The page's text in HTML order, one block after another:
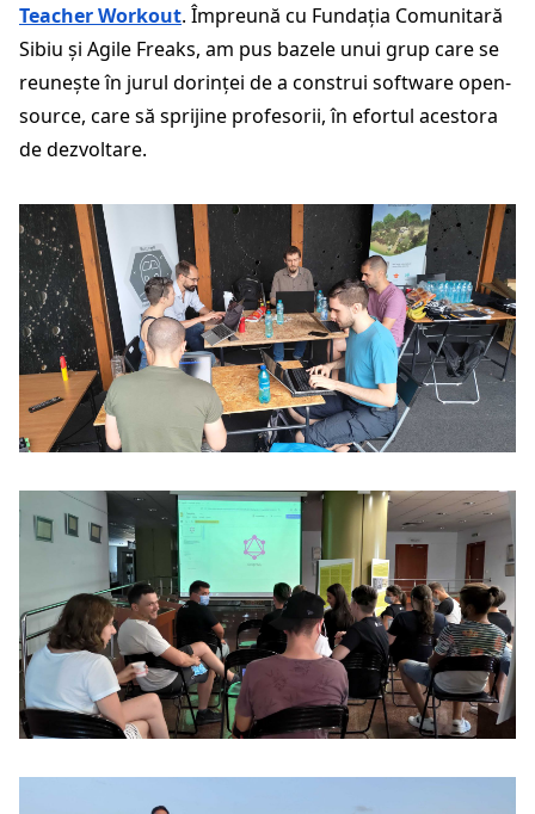
Teacher Workout. Împreună cu Fundația Comunitară
Sibiu și Agile Freaks, am pus bazele unui grup care se
reunește în jurul dorinței de a construi software open-
source, care să sprijine profesorii, în efortul acestora
de dezvoltare.